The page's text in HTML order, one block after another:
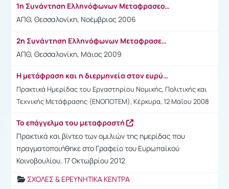
1η Συνάντηση Ελληνόφωνων Μεταφρασεολόγων
ΑΠΘ, Θεσσαλονίκη, Νοέμβριος 2006
2η Συνάντηση Ελληνόφωνων Μεταφρασεολόγων
ΑΠΘ, Θεσσαλονίκη, Μάιος 2009
Η μετάφραση και η διερμηνεία στον ευρύτερο δημόσιο τομέα
Πρακτικά Ημερίδας του Εργαστηρίου Νομικής, Πολιτικής και
Τεχνικής Μετάφρασης (ΕΝΟΠΟΤΕΜ), Κέρκυρα, 12 Μαΐου 2008
Το επάγγελμα του μεταφραστή
Πρακτικά και βίντεο των ομιλιών της ημερίδας που
πραγματοποιήθηκε στο Γραφείο του Ευρωπαϊκού
Κοινοβουλίου, 17 Οκτωβρίου 2012
ΣΧΟΛΕΣ & ΕΡΕΥΝΗΤΙΚΑ ΚΕΝΤΡΑ